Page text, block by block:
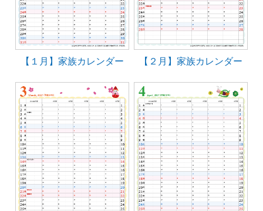
【１月】家族カレンダー 【２月】家族カレンダー